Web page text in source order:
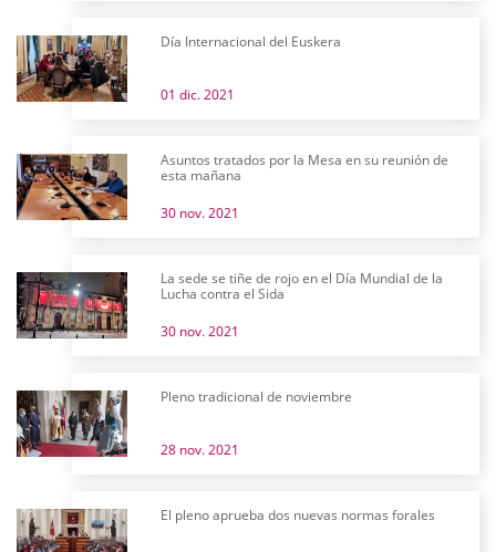
Día Internacional del Euskera
01 dic. 2021
Asuntos tratados por la Mesa en su reunión de
esta mañana
30 nov. 2021
La sede se tiñe de rojo en el Día Mundial de la
Lucha contra el Sida
30 nov. 2021
Pleno tradicional de noviembre
28 nov. 2021
El pleno aprueba dos nuevas normas forales